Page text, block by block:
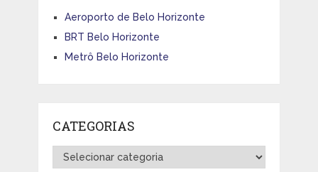
Aeroporto de Belo Horizonte
BRT Belo Horizonte
Metrô Belo Horizonte
CATEGORIAS
Categorias